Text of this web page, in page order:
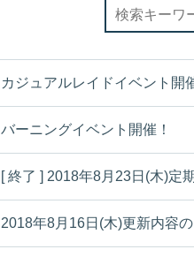
カジュアルレイドイベント開
バーニングイベント開催！
[ 終了 ] 2018年8月23日(木)定
2018年8月16日(木)更新内容